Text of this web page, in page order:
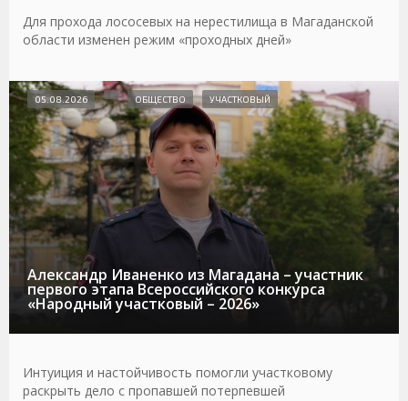
Для прохода лососевых на нерестилища в Магаданской
области изменен режим «проходных дней»
Александр Иваненко из Магадана – участник
первого этапа Всероссийского конкурса
«Народный участковый – 2026»
05.08.2026 ОБЩЕСТВО УЧАСТКОВЫЙ
Интуиция и настойчивость помогли участковому
раскрыть дело с пропавшей потерпевшей